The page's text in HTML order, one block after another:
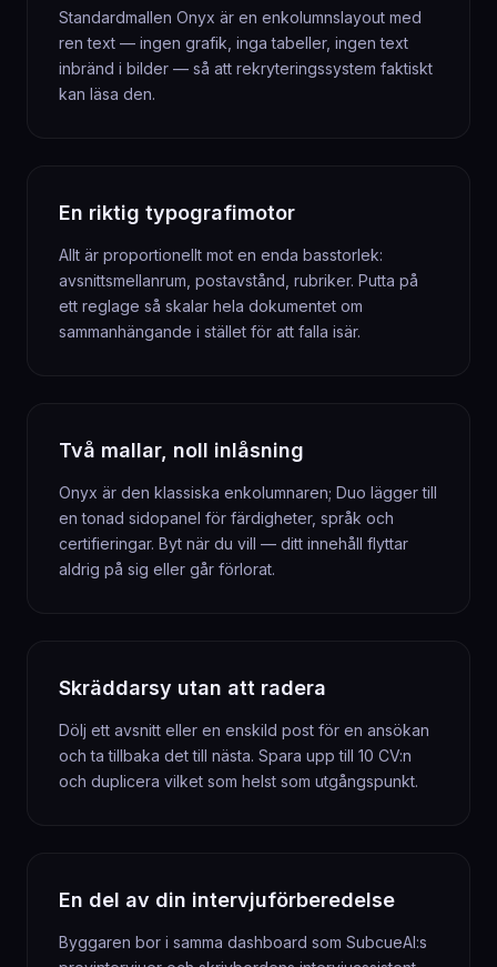
Standardmallen Onyx är en enkolumnslayout med
ren text — ingen grafik, inga tabeller, ingen text
inbränd i bilder — så att rekryteringssystem faktiskt
kan läsa den.
En riktig typografimotor
Allt är proportionellt mot en enda basstorlek:
avsnittsmellanrum, postavstånd, rubriker. Putta på
ett reglage så skalar hela dokumentet om
sammanhängande i stället för att falla isär.
Två mallar, noll inlåsning
Onyx är den klassiska enkolumnaren; Duo lägger till
en tonad sidopanel för färdigheter, språk och
certifieringar. Byt när du vill — ditt innehåll flyttar
aldrig på sig eller går förlorat.
Skräddarsy utan att radera
Dölj ett avsnitt eller en enskild post för en ansökan
och ta tillbaka det till nästa. Spara upp till 10 CV:n
och duplicera vilket som helst som utgångspunkt.
En del av din intervjuförberedelse
Byggaren bor i samma dashboard som SubcueAI:s